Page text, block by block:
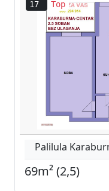
17 Top
Palilula
69m² (2,5)